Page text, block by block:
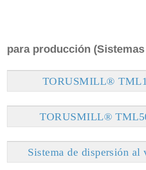
para producción
TORUSMILL®
TORUSMILL®
Sistema de dispersión al